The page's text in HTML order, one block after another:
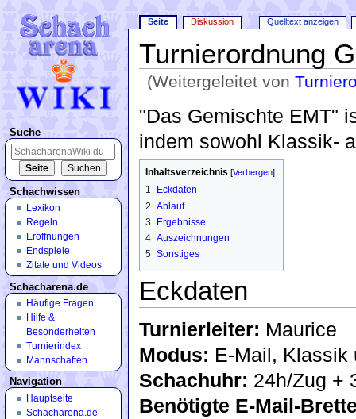
Turnierordnung
(Weitergeleitet von
"Das Gemischte EMT"
indem sowohl Klassik-
Inhaltsverzeichnis [Verbergen]
1
Eckdaten
2 Ablauf
3
Ergebnisse
4 Auszeichnungen
5 Sonstiges
Eckdaten
Turnierleiter: Maurice
Modus: E-Mail, Klassik
Schachuhr: 24h/Zug +
Benötigte E-Mail-
Seite Diskussion Quelltext anzeigen
Suche
Schachwissen
Lexikon
Regeln
Eröffnungen
Endspiele
Zitate und Videos
Schacharena.de
Häufige Fragen
Hilfe &
Besonderheiten
Turnierindex
Mannschaften
Navigation
Hauptseite
Schacharena.de